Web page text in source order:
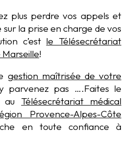
plus perdre vos appels et
la prise en charge de vos
c’est le Télésecrétariat
Marseille!
gestion maîtrisée de votre
parvenez pas ….Faites le
au Télésecrétariat médical
Provence-Alpes-Côte
en toute confiance à